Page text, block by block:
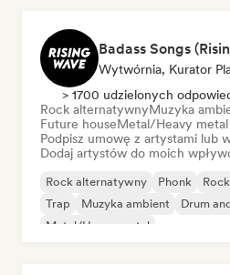
Badass Songs
Wytwórnia, Kurator
> 1700 udzielonych
Rock alternatywnyMuzyka
Future houseMetal/Heavy metal
Podpisz umowę z artystami lub
Dodaj artystów do moich
Rock alternatywny Phonk
Trap
Muzyka ambient Drum
Metal/Heavy metal